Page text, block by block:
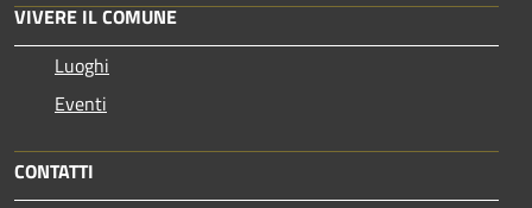
VIVERE IL COMUNE
Luoghi
Eventi
CONTATTI